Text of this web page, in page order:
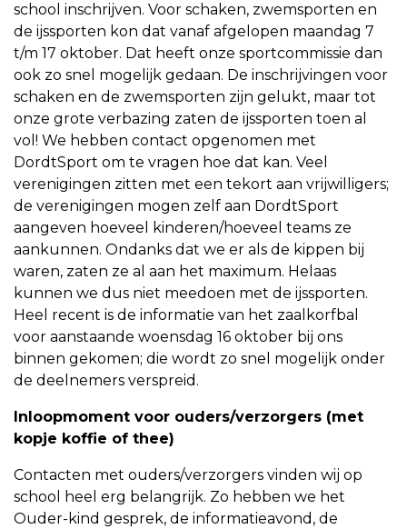
school inschrijven. Voor schaken, zwemsporten en
de ijssporten kon dat vanaf afgelopen maandag 7
t/m 17 oktober. Dat heeft onze sportcommissie dan
ook zo snel mogelijk gedaan. De inschrijvingen voor
schaken en de zwemsporten zijn gelukt, maar tot
onze grote verbazing zaten de ijssporten toen al
vol! We hebben contact opgenomen met
DordtSport om te vragen hoe dat kan. Veel
verenigingen zitten met een tekort aan vrijwilligers;
de verenigingen mogen zelf aan DordtSport
aangeven hoeveel kinderen/hoeveel teams ze
aankunnen. Ondanks dat we er als de kippen bij
waren, zaten ze al aan het maximum. Helaas
kunnen we dus niet meedoen met de ijssporten.
Heel recent is de informatie van het zaalkorfbal
voor aanstaande woensdag 16 oktober bij ons
binnen gekomen; die wordt zo snel mogelijk onder
de deelnemers verspreid.
Inloopmoment voor ouders/verzorgers (met
kopje koffie of thee)
Contacten met ouders/verzorgers vinden wij op
school heel erg belangrijk. Zo hebben we het
Ouder-kind gesprek, de informatieavond, de